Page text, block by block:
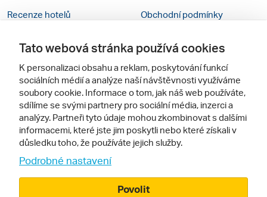
Recenze hotelů
Zájazdy.sk
Obchodní podmínky
Verze webu pro PC
Sledujte nás
Tato webová stránka používá cookies
K personalizaci obsahu a reklam, poskytování funkcí
sociálních médií a analýze naší návštěvnosti využíváme
soubory cookie. Informace o tom, jak náš web používáte,
sdílíme se svými partnery pro sociální média, inzerci a
analýzy. Partneři tyto údaje mohou zkombinovat s dalšími
informacemi, které jste jim poskytli nebo které získali v
důsledku toho, že používáte jejich služby.
Podrobné nastavení
Povolit